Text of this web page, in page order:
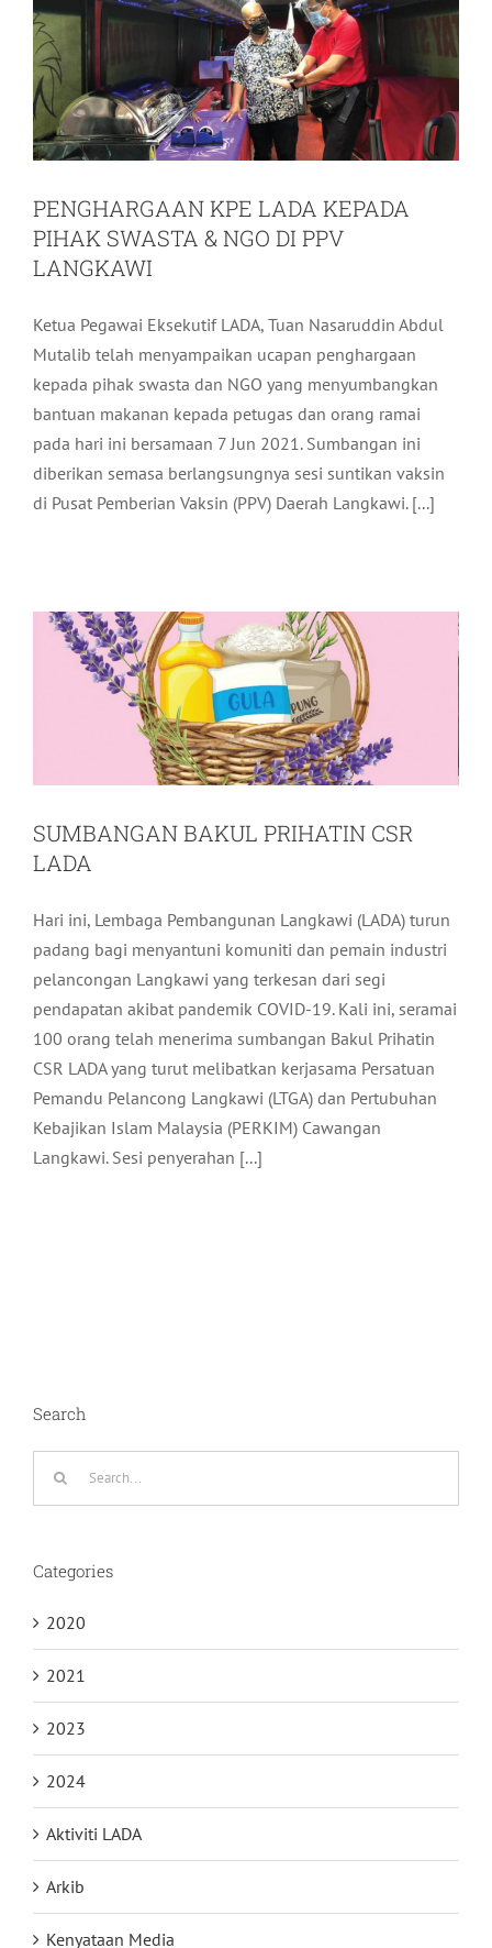
PENGHARGAAN KPE LADA KEPADA
PIHAK SWASTA & NGO DI PPV
LANGKAWI
Ketua Pegawai Eksekutif LADA, Tuan Nasaruddin Abdul
Mutalib telah menyampaikan ucapan penghargaan
kepada pihak swasta dan NGO yang menyumbangkan
bantuan makanan kepada petugas dan orang ramai
pada hari ini bersamaan 7 Jun 2021. Sumbangan ini
diberikan semasa berlangsungnya sesi suntikan vaksin
di Pusat Pemberian Vaksin (PPV) Daerah Langkawi. [...]
SUMBANGAN BAKUL PRIHATIN CSR
SUMBANGAN BAKUL PRIHATIN CSR
LADA
Hari ini, Lembaga Pembangunan Langkawi (LADA) turun
padang bagi menyantuni komuniti dan pemain industri
pelancongan Langkawi yang terkesan dari segi
pendapatan akibat pandemik COVID-19. Kali ini, seramai
100 orang telah menerima sumbangan Bakul Prihatin
CSR LADA yang turut melibatkan kerjasama Persatuan
Pemandu Pelancong Langkawi (LTGA) dan Pertubuhan
Kebajikan Islam Malaysia (PERKIM) Cawangan
Langkawi. Sesi penyerahan [...]
Search
Categories
2020
2021
2023
2024
Aktiviti LADA
Arkib
Kenyataan Media